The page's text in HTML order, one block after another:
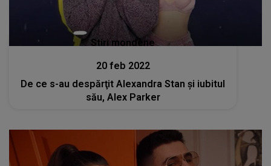
Stiri mondene
20 feb 2022
De ce s-au despărţit Alexandra Stan şi iubitul
său, Alex Parker